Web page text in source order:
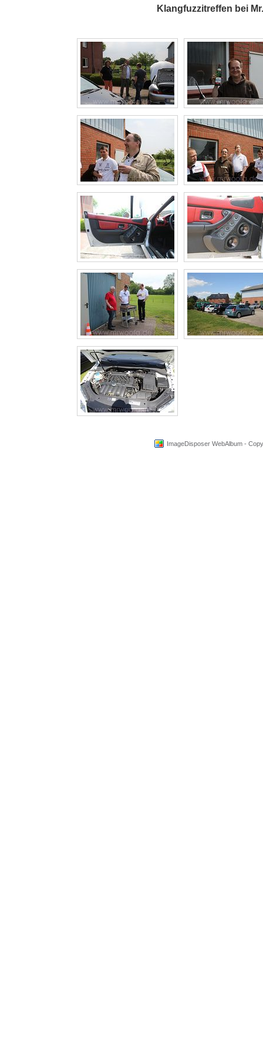
Klangfuzzitreffen bei
ImageDisposer WebAlbum -